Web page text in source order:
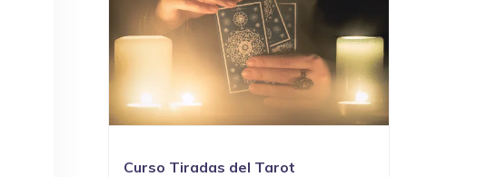
Curso Tiradas del Tarot